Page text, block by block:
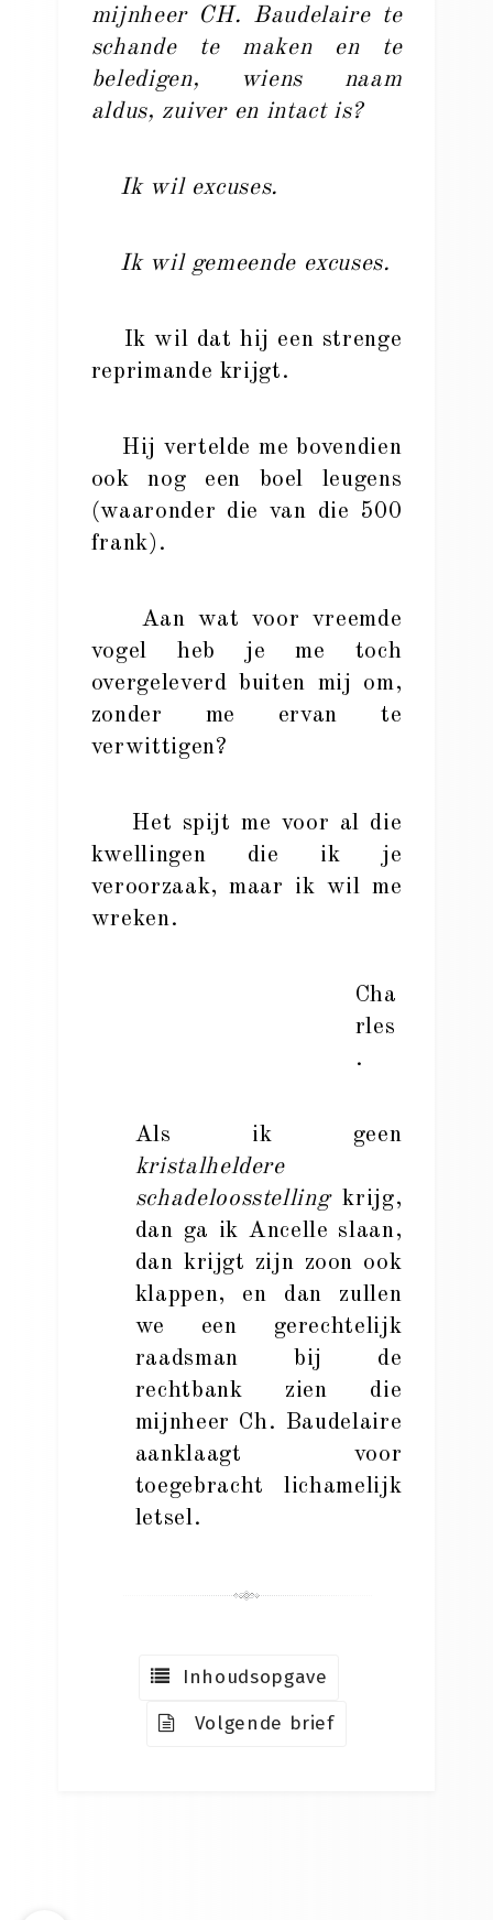
mijnheer CH. Baudelaire te
schande te maken en te
beledigen, wiens naam
aldus, zuiver en intact is?
Ik wil excuses.
Ik wil gemeende excuses.
Ik wil dat hij een strenge
reprimande krijgt.
Hij vertelde me bovendien
ook nog een boel leugens
(waaronder die van die 500
frank).
Aan wat voor vreemde
vogel heb je me toch
overgeleverd buiten mij om,
zonder me ervan te
verwittigen?
Het spijt me voor al die
kwellingen die ik je
veroorzaak, maar ik wil me
wreken.
Cha
rles
.
Als ik geen
kristalheldere
schadeloosstellingkrijg,
dan ga ik Ancelle slaan,
dan krijgt zijn zoon ook
klappen, en dan zullen
we een gerechtelijk
raadsman bij de
rechtbank zien die
mijnheer Ch. Baudelaire
aanklaagt voor
toegebracht lichamelijk
letsel.
Inhoudsopgave
Volgende brief